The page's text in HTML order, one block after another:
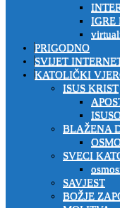
IGRE
PRIGODNO
SVIJET
KATOLIČKI
ISUS KRIST
BLAŽENA
SVECI
SAVJEST
BOŽJE